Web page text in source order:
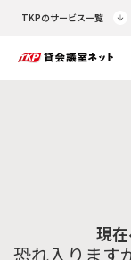
TKPのサービス一覧
現
恐れ入ります